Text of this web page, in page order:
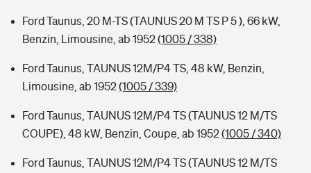
Ford Taunus, 20 M-TS (TAUNUS 20 M TS P 5 ), 66 kW,
Benzin, Limousine, ab 1952(1005 / 338)
Ford Taunus, TAUNUS 12M/P4 TS, 48 kW, Benzin,
Limousine, ab 1952(1005 / 339)
Ford Taunus, TAUNUS 12M/P4 TS (TAUNUS 12 M/TS
COUPE), 48 kW, Benzin, Coupe, ab 1952(1005 / 340)
Ford Taunus, TAUNUS 12M/P4 TS (TAUNUS 12 M/TS